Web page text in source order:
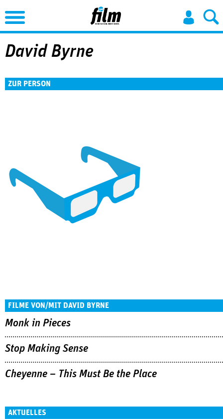
Jump to Navigation
David Byrne
ZUR PERSON
FILME VON/MIT DAVID BYRNE
Monk in Pieces
Stop Making Sense
Cheyenne – This Must Be the Place
AKTUELLES